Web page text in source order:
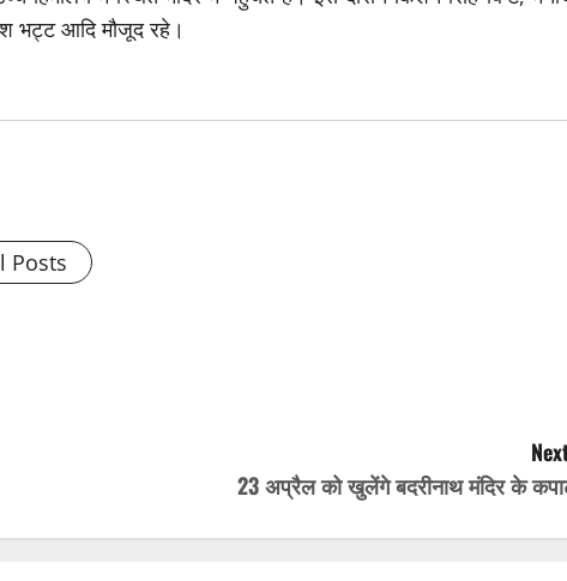
भट्ट आदि मौजूद रहे।
Posts
23 अप्रैल को खुलेंगे बदरीनाथ मंदिर के